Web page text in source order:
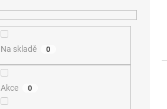
Na skladě 0
Akce 0